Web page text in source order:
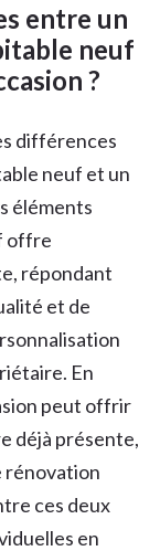
entre un
neuf
?
différences
neuf et un
éléments
offre
répondant
et de
En
peut offrir
déjà présente,
rénovation
ces deux
en